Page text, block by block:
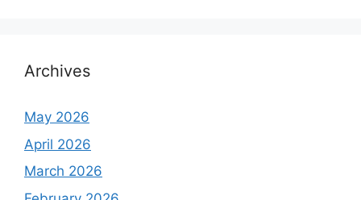
Archives
May 2026
April 2026
March 2026